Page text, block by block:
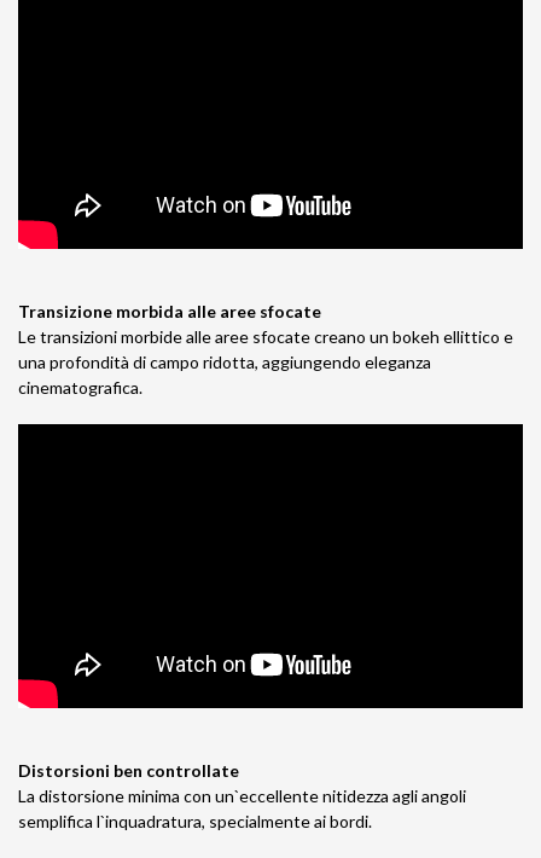
Transizione morbida alle aree sfocate
Le transizioni morbide alle aree sfocate creano un bokeh ellittico e
una profondità di campo ridotta, aggiungendo eleganza
cinematografica.
Distorsioni ben controllate
La distorsione minima con un`eccellente nitidezza agli angoli
semplifica l`inquadratura, specialmente ai bordi.